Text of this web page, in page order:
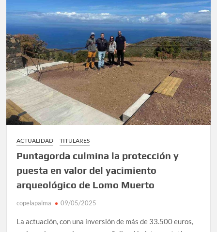
ACTUALIDAD TITULARES
Puntagorda culmina la protección y
puesta en valor del yacimiento
arqueológico de Lomo Muerto
copelapalma 09/05/2025
La actuación, con una inversión de más de 33.500 euros,